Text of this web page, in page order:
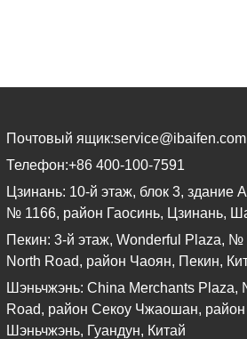
Почтовый ящик:service@ibaifen.com
Телефон:+86 400-100-7591
Цзинань: 10-й этаж, блок 3, здание
№ 1166, район Гаосинь, Цзинань,
Пекин: 3-й этаж, Wonderful Plaza, №
North Road, район Чаоян, Пекин,
Шэньчжэнь: China Merchants Plaza,
Road, район Секоу Чжаошан,
Шэньчжэнь, Гуандун, Китай